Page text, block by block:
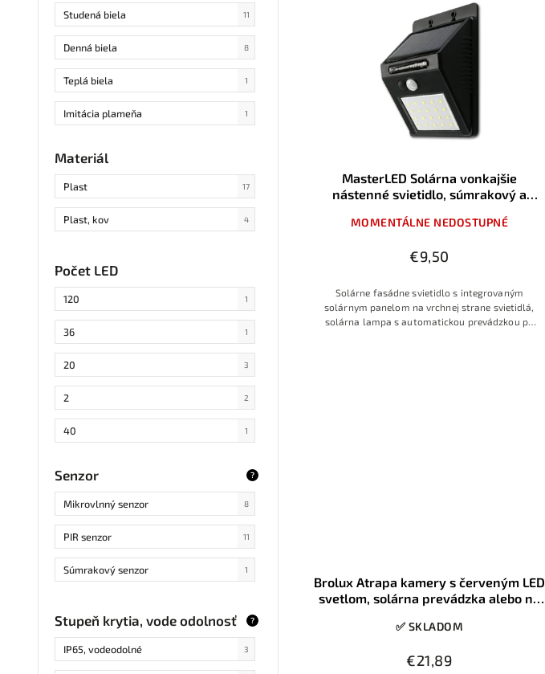
Studená biela 11
Denná biela 8
Teplá biela 1
Imitácia plameňa 1
Materiál
Plast 17
Plast, kov 4
Počet LED
120 1
36 1
20 3
2 2
40 1
18
77
12
Senzor ?
Mikrovlnný senzor 8
PIR senzor 11
Súmrakový senzor 1
Stupeň krytia, vode odolnosť ?
IP65, vodeodolné 3
MasterLED Solárna vonkajšie
nástenné svietidlo, súmrakový a
MOMENTÁLNE NEDOSTUPNÉ
€9,50
Solárne fasádne svietidlo s integrovaným
solárnym panelom na vrchnej strane svietidlá,
solárna lampa s automatickou prevádzkou po
Brolux Atrapa kamery s červeným LED
svetlom, solárna prevádzka alebo na
✅ SKLADOM
€21,89